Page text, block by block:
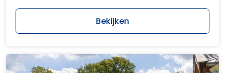
Bekijken